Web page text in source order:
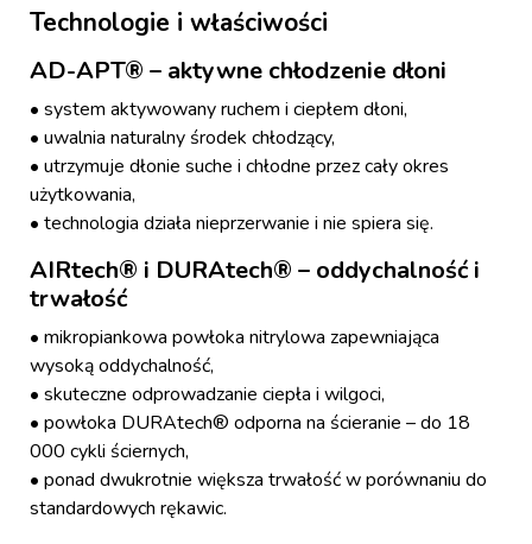
Technologie i właściwości
AD-APT® – aktywne chłodzenie dłoni
• system aktywowany ruchem i ciepłem dłoni,
• uwalnia naturalny środek chłodzący,
• utrzymuje dłonie suche i chłodne przez cały okres
użytkowania,
• technologia działa nieprzerwanie i nie spiera się.
AIRtech® i DURAtech® – oddychalność i
trwałość
• mikropiankowa powłoka nitrylowa zapewniająca
wysoką oddychalność,
• skuteczne odprowadzanie ciepła i wilgoci,
• powłoka DURAtech® odporna na ścieranie – do 18
000 cykli ściernych,
• ponad dwukrotnie większa trwałość w porównaniu do
standardowych rękawic.